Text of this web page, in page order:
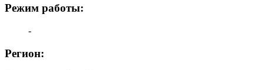
Режим работы:
-
Регион: